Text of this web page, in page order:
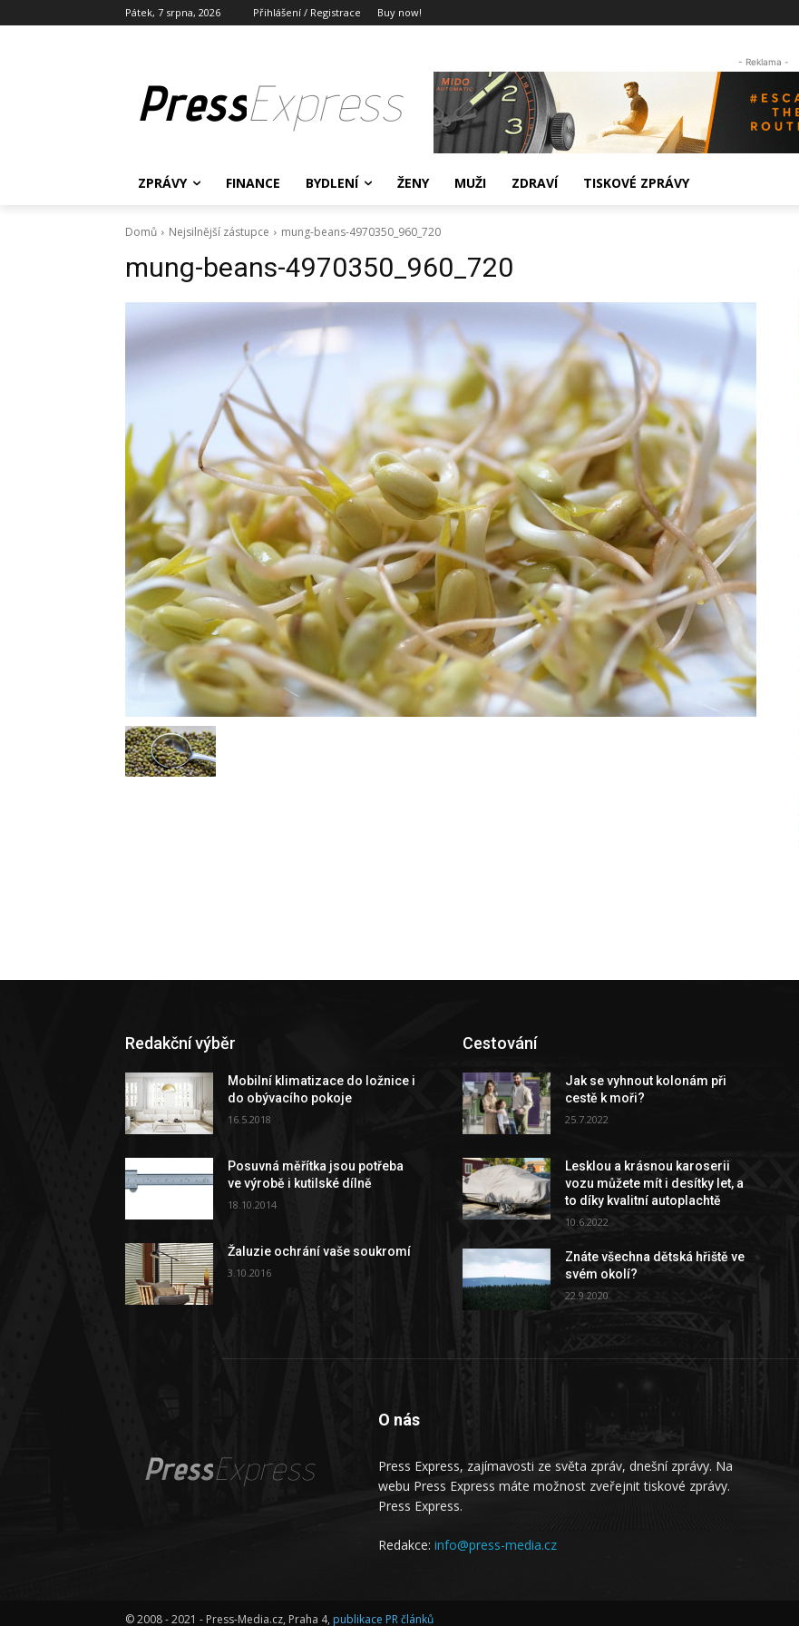
Pátek, 7 srpna, 2026 Přihlášení / Registrace Buy now!
PressExpress
- Reklama -
ZPRÁVY FINANCE BYDLENÍ ŽENY MUŽI ZDRAVÍ TISKOVÉ ZPRÁVY
Domů Nejsilnější zástupce mung-beans-4970350_960_720
mung-beans-4970350_960_720
Redakční výběr
Mobilní klimatizace do ložnice i
do obývacího pokoje
16.5.2018
Posuvná měřítka jsou potřeba
ve výrobě i kutilské dílně
18.10.2014
Žaluzie ochrání vaše soukromí
3.10.2016
Cestování
Jak se vyhnout kolonám při
cestě k moři?
25.7.2022
Lesklou a krásnou karoserii
vozu můžete mít i desítky let, a
to díky kvalitní autoplachtě
10.6.2022
Znáte všechna dětská hřiště ve
svém okolí?
22.9.2020
PressExpress
O nás
Press Express, zajímavosti ze světa zpráv, dnešní zprávy. Na
webu Press Express máte možnost zveřejnit tiskové zprávy.
Press Express.
Redakce: info@press-media.cz
© 2008 - 2021 - Press-Media.cz, Praha 4, publikace PR článků